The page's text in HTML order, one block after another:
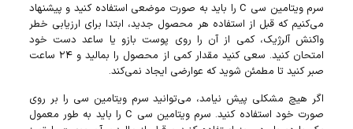
سرم ویتامین سی C را باید به صورت موضعی استفاده کنید و پیشنهاد
می‌کنیم که قبل از استفاده هر محصول جدید، ابتدا برای ارزیابی خطر
واکنش آلرژیک، کمی از آن را روی پوست بازو یا ساعد دست خود
امتحان کنید. سعی کنید مقدار کمی از محصول را بمالید و ۲۴ ساعت
صبر کنید تا مطمئن شوید که عوارضی ایجاد نمی‌کند.
اگر هیچ مشکلی پیش نیامد، می‌توانید سرم ویتامین سی را بر روی
صورت خود استفاده کنید. سرم ویتامین سی C را باید به طور معمول